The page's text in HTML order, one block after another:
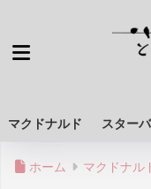
マクドナルド スター
ホーム マクドナル